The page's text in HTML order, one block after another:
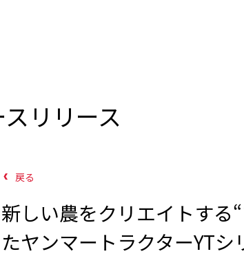
リリース
戻る
新しい農をクリエイトする
たヤンマートラクターYT